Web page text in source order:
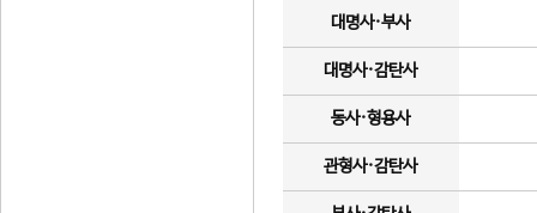
대명사·부사
대명사·감탄사
동사·형용사
관형사·감탄사